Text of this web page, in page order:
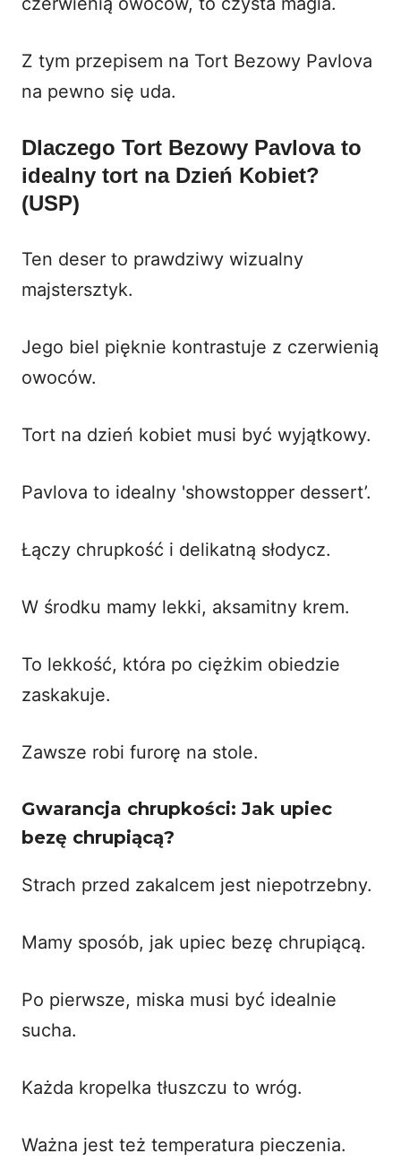
Z tym przepisem na Tort Bezowy Pavlova
na pewno się uda.
Dlaczego Tort Bezowy Pavlova to
idealny tort na Dzień Kobiet?
(USP)
Ten deser to prawdziwy wizualny
majstersztyk.
Jego biel pięknie kontrastuje z czerwienią
owoców.
Tort na dzień kobiet musi być wyjątkowy.
Pavlova to idealny 'showstopper dessert’.
Łączy chrupkość i delikatną słodycz.
W środku mamy lekki, aksamitny krem.
To lekkość, która po ciężkim obiedzie
zaskakuje.
Zawsze robi furorę na stole.
Gwarancja chrupkości: Jak upiec
bezę chrupiącą?
Strach przed zakalcem jest niepotrzebny.
Mamy sposób, jak upiec bezę chrupiącą.
Po pierwsze, miska musi być idealnie
sucha.
Każda kropelka tłuszczu to wróg.
Ważna jest też temperatura pieczenia.